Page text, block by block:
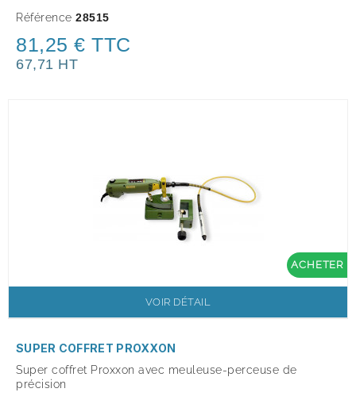
Référence 28515
81,25 € TTC
67,71 HT
ACHETER
VOIR DÉTAIL
SUPER COFFRET PROXXON
Super coffret Proxxon avec meuleuse-perceuse de
précision